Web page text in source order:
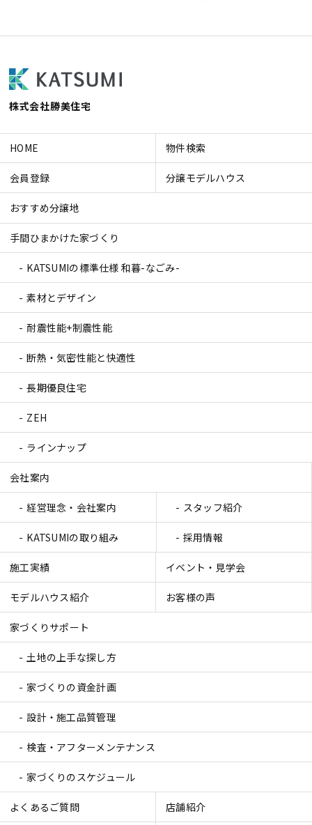
株式会社勝美住宅
HOME 物件検索
会員登録 分譲モデルハウス
おすすめ分譲地
手間ひまかけた家づくり
KATSUMIの標準仕様 和暮-なごみ-
素材とデザイン
耐震性能+制震性能
断熱・気密性能と快適性
長期優良住宅
ZEH
ラインナップ
会社案内
経営理念・会社案内 スタッフ紹介
KATSUMIの取り組み 採用情報
施工実績 イベント・見学会
モデルハウス紹介 お客様の声
家づくりサポート
土地の上手な探し方
家づくりの資金計画
設計・施工品質管理
検査・アフターメンテナンス
家づくりのスケジュール
よくあるご質問 店舗紹介